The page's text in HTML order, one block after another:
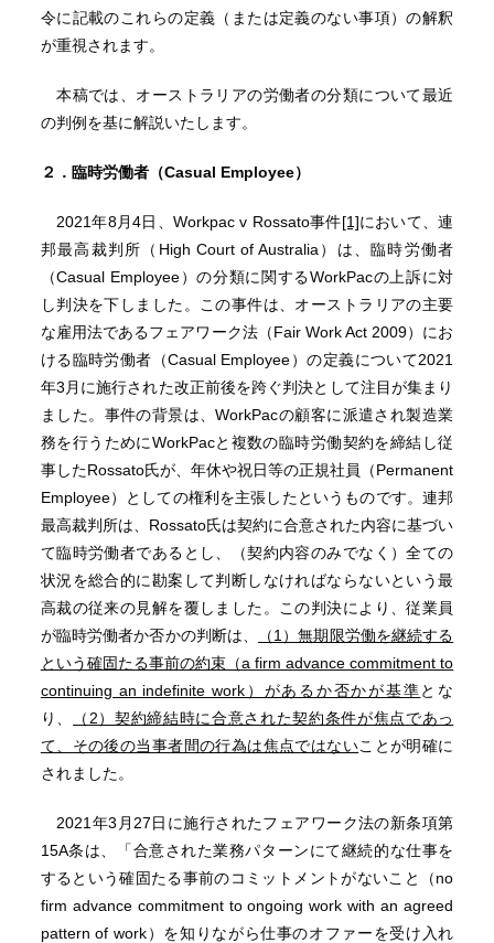
令に記載のこれらの定義（または定義のない事項）の解釈
が重視されます。
本稿では、オーストラリアの労働者の分類について最近
の判例を基に解説いたします。
２．臨時労働者（Casual Employee）
2021年8月4日、Workpac v Rossato事件[1]において、連
邦最高裁判所（High Court of Australia）は、臨時労働者
（Casual Employee）の分類に関するWorkPacの上訴に対
し判決を下しました。この事件は、オーストラリアの主要
な雇用法であるフェアワーク法（Fair Work Act 2009）にお
ける臨時労働者（Casual Employee）の定義について2021
年3月に施行された改正前後を跨ぐ判決として注目が集まり
ました。事件の背景は、WorkPacの顧客に派遣され製造業
務を行うためにWorkPacと複数の臨時労働契約を締結し従
事したRossato氏が、年休や祝日等の正規社員（Permanent
Employee）としての権利を主張したというものです。連邦
最高裁判所は、Rossato氏は契約に合意された内容に基づい
て臨時労働者であるとし、（契約内容のみでなく）全ての
状況を総合的に勘案して判断しなければならないという最
高裁の従来の見解を覆しました。この判決により、従業員
が臨時労働者か否かの判断は、
（1）無期限労働を継続する
という確固たる事前の約束（a firm advance commitment to
continuing an indefinite work）があるか否かが基準とな
り、
（2）契約締結時に合意された契約条件が焦点であっ
て、その後の当事者間の行為は焦点ではないことが明確に
されました。
2021年3月27日に施行されたフェアワーク法の新条項第
15A条は、「合意された業務パターンにて継続的な仕事を
するという確固たる事前のコミットメントがないこと（no
firm advance commitment to ongoing work with an agreed
pattern of work）を知りながら仕事のオファーを受け入れ